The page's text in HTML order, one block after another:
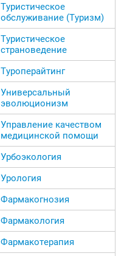
Туристическое
обслуживание (Туризм)
Туристическое
страноведение
Туроперайтинг
Универсальный
эволюционизм
Управление качеством
медицинской помощи
Урбоэкология
Урология
Фармакогнозия
Фармакология
Фармакотерапия